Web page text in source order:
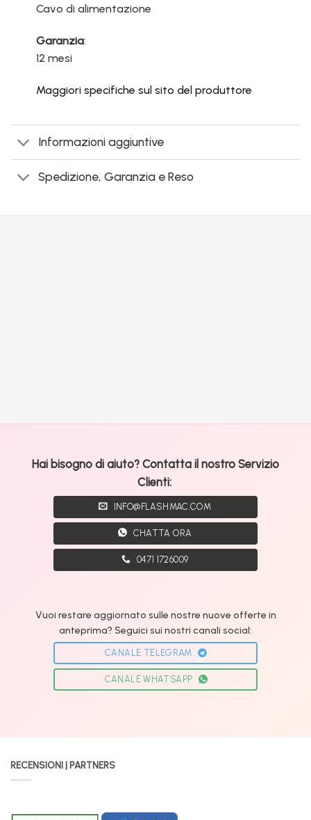
Cavo di alimentazione
Garanzia:
12 mesi
Maggiori specifiche sul sito del produttore
Informazioni aggiuntive
Spedizione, Garanzia e Reso
Hai bisogno di aiuto? Contatta il nostro Servizio
Clienti:
INFO@FLASHMAC.COM
CHATTA ORA
0471 1726009
Vuoi restare aggiornato sulle nostre nuove offerte in
anteprima? Seguici sui nostri canali social:
CANALE TELEGRAM
CANALE WHATSAPP
RECENSIONI | PARTNERS